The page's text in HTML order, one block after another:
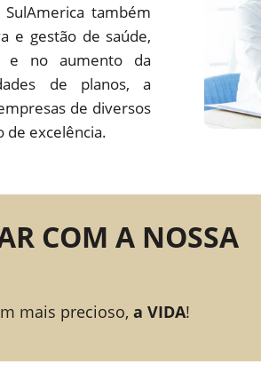
também
e gestão de saúde,
e no aumento da
de planos, a
de diversos
de excelência.
COM A NOSSA
mais precioso,a VIDA!